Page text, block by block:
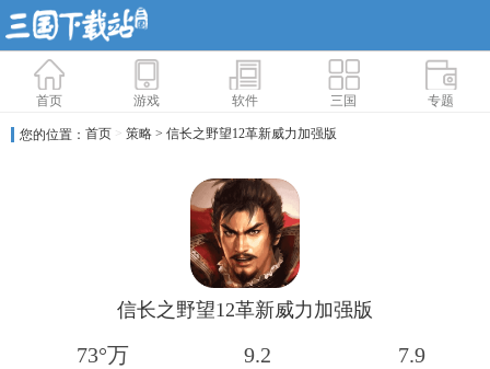
首页 游戏 软件 三国 专题
您的位置： 首页 > 策略 > 信长之野望12革新威力加强版
信长之野望12革新威力加强版
73°万 9.2 7.9